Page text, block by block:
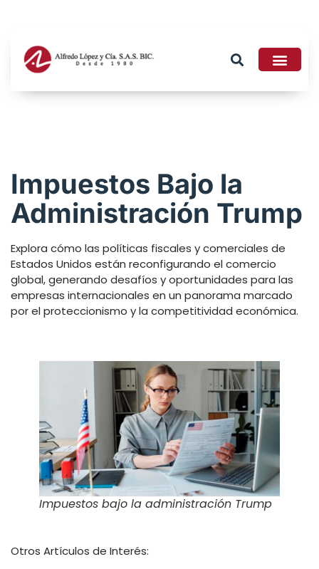
Impuestos Bajo la
Administración Trump
Explora cómo las políticas fiscales y comerciales de
Estados Unidos están reconfigurando el comercio
global, generando desafíos y oportunidades para las
empresas internacionales en un panorama marcado
por el proteccionismo y la competitividad económica.
Impuestos bajo la administración Trump
Otros Artículos de Interés: